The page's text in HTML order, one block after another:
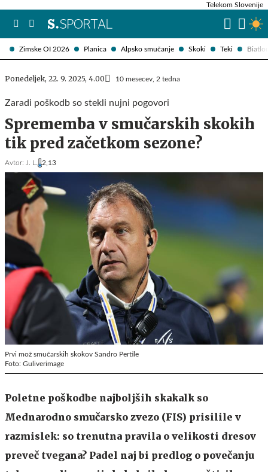
Zimske OI 2026 Planica Alpsko smučanje Skoki Teki
Telekom Slovenije
Ponedeljek, 22. 9. 2025, 4.00 10 mesecev, 2 tedna
Zaradi poškodb so stekli nujni pogovori
Sprememba v smučarskih skokih
tik pred začetkom sezone?
Avtor: J. L. 2,13
Prvi mož smučarskih skokov Sandro Pertile
Foto: Guliverimage
Poletne poškodbe najboljših skakalk so
Mednarodno smučarsko zvezo (FIS) prisilile v
razmislek: so trenutna pravila o velikosti dresov
preveč tvegana? Padel naj bi predlog o povečanju